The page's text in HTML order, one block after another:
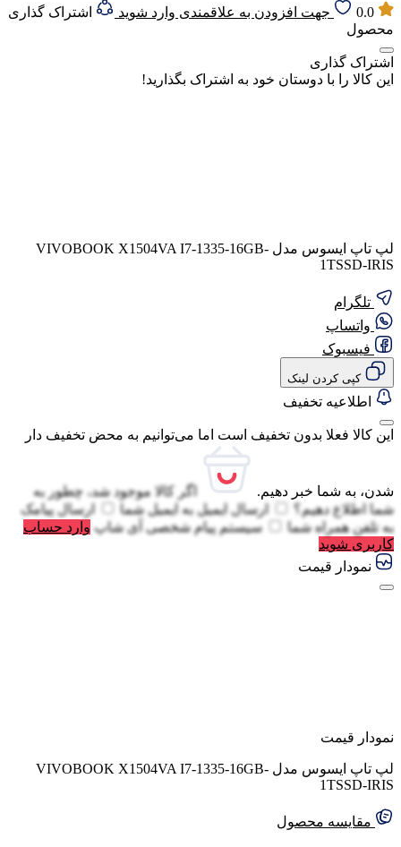
0.0
جهت افزودن به علاقمندی وارد شوید
اشتراک گذاری
محصول
اشتراک گذاری
این کالا را با دوستان خود به اشتراک بگذارید!
لپ تاپ ایسوس مدل VIVOBOOK X1504VA I7-1335-16GB-
1TSSD-IRIS
تلگرام
واتساپ
فیسبوک
کپی کردن لینک
اطلاعیه تخفیف
این کالا فعلا بدون تخفیف است اما می‌توانیم به محض تخفیف دار
شدن، به شما خبر دهیم.
اگر کالا موجود شد، چطور به
شما اطلاع دهیم؟
ارسال ایمیل به ایمیل شما
ارسال پیامک
به تلفن همراه شما سیستم پیام شخصی آی شاپ وارد حساب
کاربری شوید
نمودار قیمت
نمودار قیمت
لپ تاپ ایسوس مدل VIVOBOOK X1504VA I7-1335-16GB-
1TSSD-IRIS
مقایسه محصول